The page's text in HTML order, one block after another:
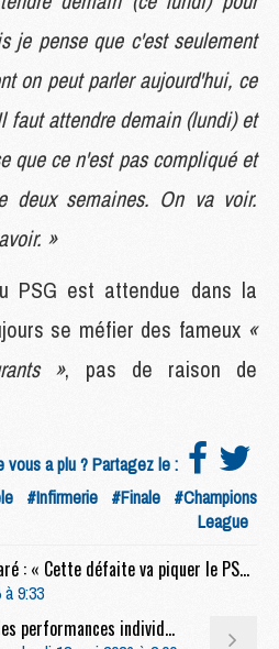
je pense que c'est seulement
on peut parler aujourd'hui, ce
faut attendre demain (lundi) et
que ce n'est pas compliqué et
deux semaines. On va voir.
»
PSG est attendue dans la
se méfier des fameux «
», pas de raison de
vous a plu ? Partagez le :
#Infirmerie #Finale #Champions
League
Match : Kombouaré : « Cette défaite va piquer le PSG »
9:33
Match : Paris FC/PSG (2-1), les performances individuelles